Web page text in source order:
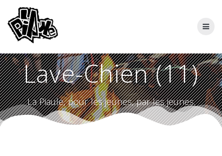
Lave-Chien (11)
La Piaule, pour les jeunes, par les jeunes.